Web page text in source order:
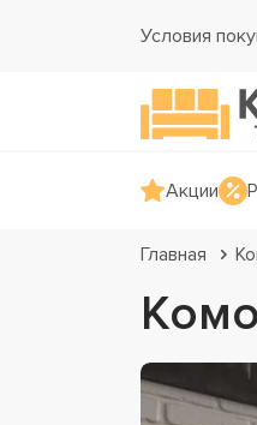
Условия
Акции
Главная